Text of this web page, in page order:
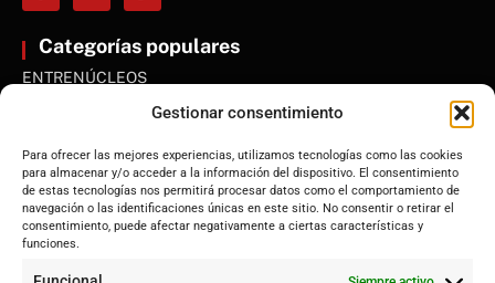
Gestionar consentimiento
Para ofrecer las mejores experiencias, utilizamos tecnologías como las cookies
para almacenar y/o acceder a la información del dispositivo. El consentimiento
de estas tecnologías nos permitirá procesar datos como el comportamiento de
navegación o las identificaciones únicas en este sitio. No consentir o retirar el
consentimiento, puede afectar negativamente a ciertas características y
funciones.
Categorías populares
ENTRENÚCLEOS
Andalucía
Internacional
Tecnología